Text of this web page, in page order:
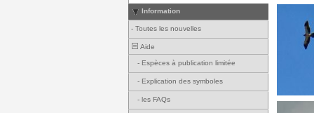
Information
- Toutes les nouvelles
Aide
- Espèces à publication limitée
- Explication des symboles
- les FAQs